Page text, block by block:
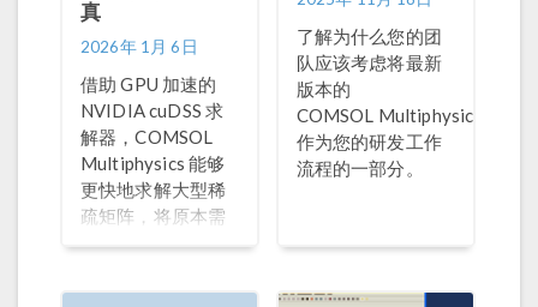
真
2026年 1月 6日
借助 GPU 加速的
NVIDIA cuDSS 求
解器，COMSOL
Multiphysics 能够
更快地求解大型稀
疏矩阵，将原本需
要通宵进行的计算
内即可完成。
了解为什么您的团
队应该考虑将最新
版本的
COMSOL Multiphysics
作为您的研发工作
流程的一部分。